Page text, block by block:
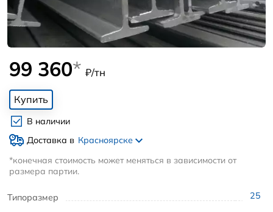
Типоразмер 25
99 360* ₽/тн
Купить
В наличии
Доставка в Красноярске
*конечная стоимость может меняться в зависимости от
размера партии.